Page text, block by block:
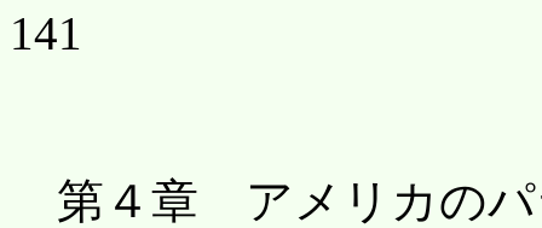
141
第４章 アメリカのパ